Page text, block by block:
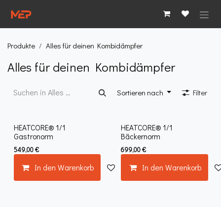
Produkte Alles für deinen Kombidämpfer
Alles für deinen Kombidämpfer
Sortieren nach Filter
Neu!
HEATCORE® 1/1
Gastronorm
549,00€
In den Warenkorb Auf die Wunschliste
Neu!
HEATCORE® 1/1
Bäckernorm
699,00€
In den Warenkorb